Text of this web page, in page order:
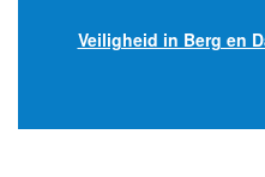
Veiligheid in Berg en